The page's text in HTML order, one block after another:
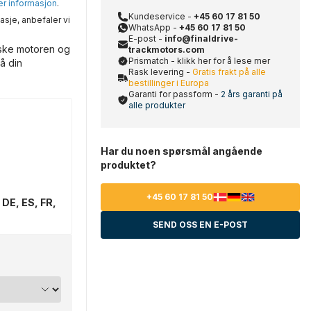
informasjon.
anbefaler vi
motoren og
din
ES, FR,
Kundeservice - +45 60 17 81 50
WhatsApp - +45 60 17 81 50
E-post - info@finaldrive-
trackmotors.com
Prismatch - klikk her for å lese mer
Rask levering - Gratis frakt på alle
bestillinger i Europa
Garanti for passform - 2 års garanti på
alle produkter
Har du noen spørsmål angående
produktet?
+45 60 17 81 50
SEND OSS EN E-POST